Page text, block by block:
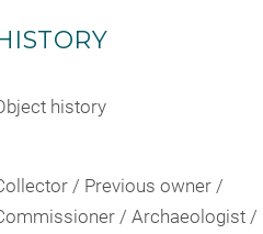
history
/ Previous owner /
/ Archaeologist /